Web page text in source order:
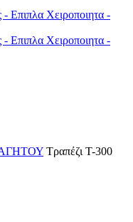
Τραπέζι T-300